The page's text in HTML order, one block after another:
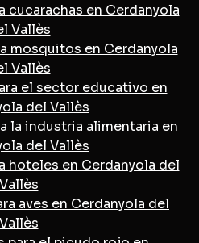
cucarachas en Cerdanyola
Vallès
mosquitos en Cerdanyola
Vallès
el sector educativo en
del Vallès
la industria alimentaria en
del Vallès
hoteles en Cerdanyola del
Vallès
aves en Cerdanyola del
Vallès